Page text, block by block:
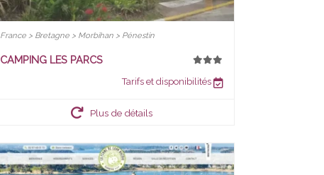
France > Bretagne > Morbihan > Pénestin
CAMPING LES PARCS
Tarifs et disponibilités
Plus de détails